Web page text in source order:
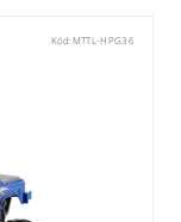
Kód: MTTL-HPG36